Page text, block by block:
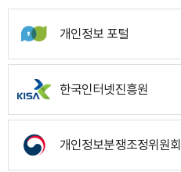
개인정보 포털
한국인터넷진흥원
개인정보분쟁조정위원회